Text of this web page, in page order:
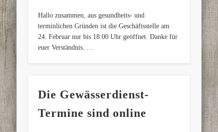
Hallo zusammen, aus gesundheits- und
terminlichen Gründen ist die Geschäftsstelle am
24. Februar nur bis 18:00 Uhr geöffnet. Danke für
euer Verständnis. …
Die Gewässerdienst-
Termine sind online